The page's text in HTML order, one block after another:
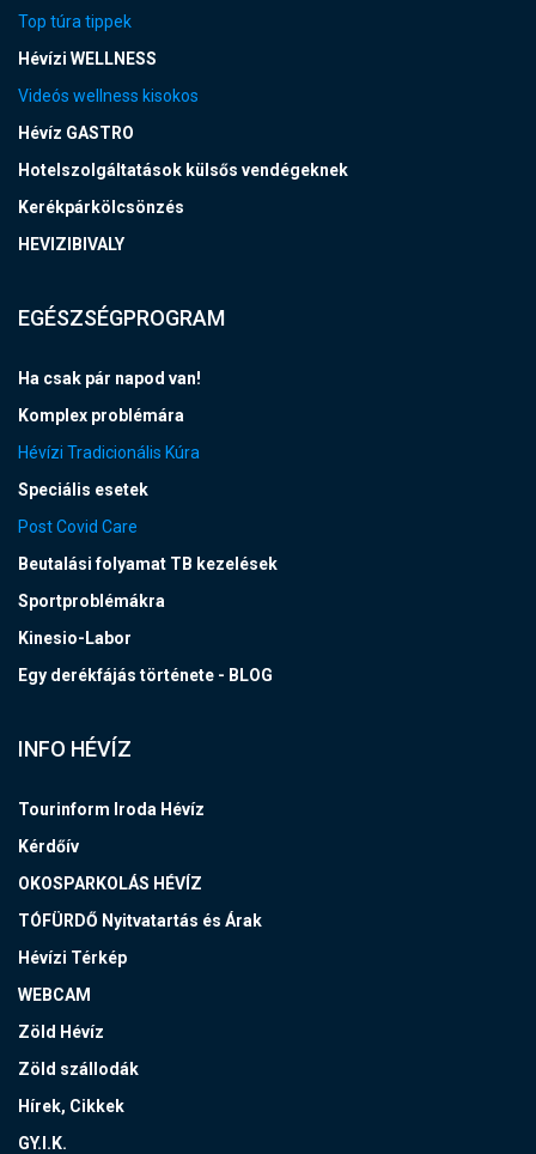
Top túra tippek
Hévízi WELLNESS
Videós wellness kisokos
Hévíz GASTRO
Hotelszolgáltatások külsős vendégeknek
Kerékpárkölcsönzés
HEVIZIBIVALY
EGÉSZSÉGPROGRAM
Ha csak pár napod van!
Komplex problémára
Hévízi Tradicionális Kúra
Speciális esetek
Post Covid Care
Beutalási folyamat TB kezelések
Sportproblémákra
Kinesio-Labor
Egy derékfájás története - BLOG
INFO HÉVÍZ
Tourinform Iroda Hévíz
Kérdőív
OKOSPARKOLÁS HÉVÍZ
TÓFÜRDŐ Nyitvatartás és Árak
Hévízi Térkép
WEBCAM
Zöld Hévíz
Zöld szállodák
Hírek, Cikkek
GY.I.K.